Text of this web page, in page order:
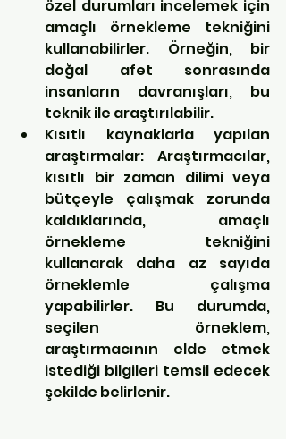
özel durumları incelemek için
amaçlı örnekleme tekniğini
kullanabilirler. Örneğin, bir
doğal afet sonrasında
insanların davranışları, bu
teknik ile araştırılabilir.
Kısıtlı kaynaklarla yapılan
araştırmalar: Araştırmacılar,
kısıtlı bir zaman dilimi veya
bütçeyle çalışmak zorunda
kaldıklarında, amaçlı
örnekleme tekniğini
kullanarak daha az sayıda
örneklemle çalışma
yapabilirler. Bu durumda,
seçilen örneklem,
araştırmacının elde etmek
istediği bilgileri temsil edecek
şekilde belirlenir.